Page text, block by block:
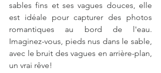
sables fins et ses vagues douces, elle
est idéale pour capturer des photos
romantiques au bord de l'eau.
Imaginez-vous, pieds nus dans le sable,
avec le bruit des vagues en arrière-plan,
un vrai rêve!